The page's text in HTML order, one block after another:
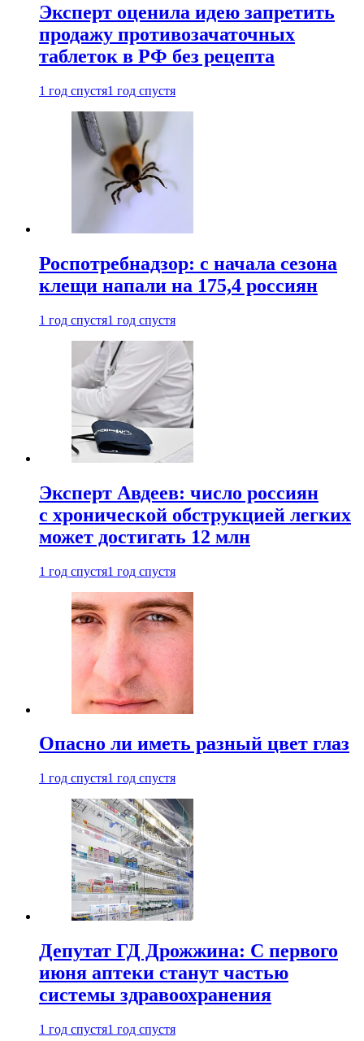
Эксперт оценила идею запретить
продажу противозачаточных
таблеток в РФ без рецепта
1 год спустя1 год спустя
Роспотребнадзор: с начала сезона
клещи напали на 175,4 россиян
1 год спустя1 год спустя
Эксперт Авдеев: число россиян
с хронической обструкцией легких
может достигать 12 млн
1 год спустя1 год спустя
Опасно ли иметь разный цвет глаз
1 год спустя1 год спустя
Депутат ГД Дрожжина: С первого
июня аптеки станут частью
системы здравоохранения
1 год спустя1 год спустя